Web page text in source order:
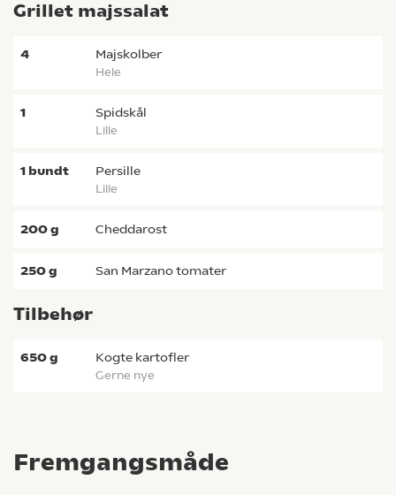
Fremgangsmåde
Grillet majssalat
4 majskolber
hele
1 spidskål
lille
1 bundt persille
lille
200g cheddarost
250g San Marzano tomater
Tilbehør
650g kogte kartofler
gerne nye